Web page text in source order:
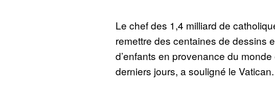
Le chef des 1,4 milliard de
remettre des centaines de dessins
d’enfants en provenance du
derniers jours, a souligné le Vatican.